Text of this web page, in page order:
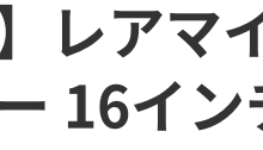
レアマ
16イ